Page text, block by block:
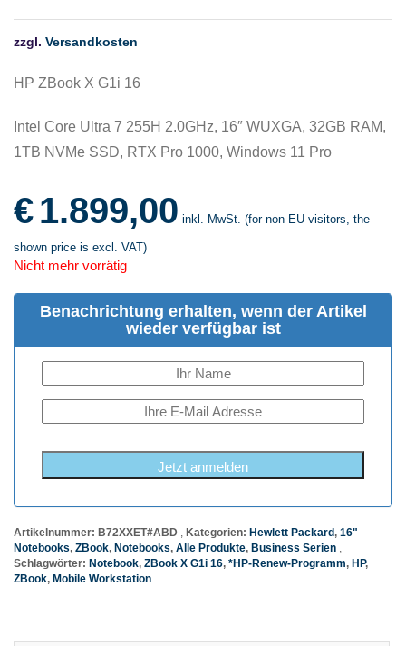
zzgl. Versandkosten
HP ZBook X G1i 16
Intel Core Ultra 7 255H 2.0GHz, 16″ WUXGA, 32GB RAM,
1TB NVMe SSD, RTX Pro 1000, Windows 11 Pro
€1.899,00 inkl. MwSt. (for non EU visitors, the
shown price is excl. VAT)
Nicht mehr vorrätig
Benachrichtung erhalten, wenn der Artikel
wieder verfügbar ist
Jetzt anmelden
Artikelnummer: B72XXET#ABD Kategorien: Hewlett Packard, 16"
Notebooks, ZBook, Notebooks, Alle Produkte, Business Serien
Schlagwörter: Notebook, ZBook X G1i 16, *HP-Renew-Programm, HP,
ZBook, Mobile Workstation